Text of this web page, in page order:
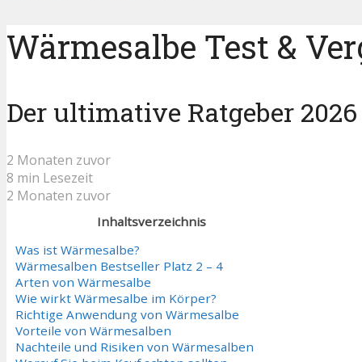
Wärmesalbe Test &
Der ultimative Ratgeber 2026
2 Monaten zuvor
8 min Lesezeit
2 Monaten zuvor
Inhaltsverzeichnis
Was ist Wärmesalbe?
Wärmesalben Bestseller Platz 2 – 4
Arten von Wärmesalbe
Wie wirkt Wärmesalbe im Körper?
Richtige Anwendung von Wärmesalbe
Vorteile von Wärmesalben
Nachteile und Risiken von Wärmesalben